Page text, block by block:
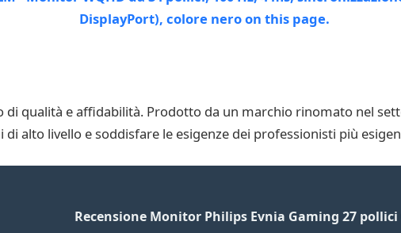
di qualità e affidabilità. Prodotto da un marchio rinomato nel
alto livello e soddisfare le esigenze dei professionisti più
Recensione Monitor Philips Evnia Gaming 27 pollici